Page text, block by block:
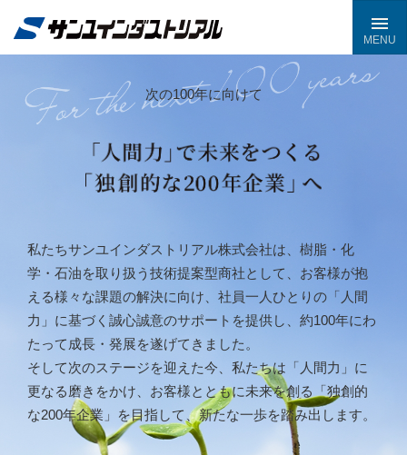
次の100年に向けて
私たちサンユインダストリアル株式会社は、樹脂・化
学・石油を取り扱う技術提案型商社として、お客様が抱
える様々な課題の解決に向け、社員一人ひとりの「人間
力」に基づく誠心誠意のサポートを提供し、約100年にわ
たって成長・発展を遂げてきました。
そして次のステージを迎えた今、私たちは「人間力」に
更なる磨きをかけ、お客様とともに未来を創る「独創的
な200年企業」を目指して、新たな一歩を踏み出します。